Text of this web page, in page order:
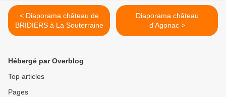
< Diaporama château de
BRIDIERS à La Souterraine
Diaporama château
d'Agonac >
Hébergé par Overblog
Top articles
Pages